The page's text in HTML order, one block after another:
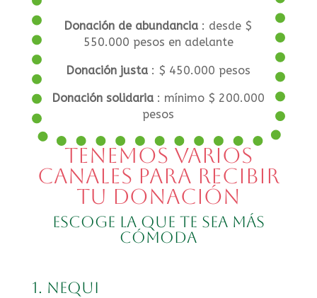
Donación de abundancia : desde $
550.000 pesos en adelante
Donación justa: $ 450.000 pesos
Donación solidaria: mínimo $ 200.000
pesos
tenemos varios
canales para recibir
tu donación
Escoge la que te sea más
cómoda
1. Nequi